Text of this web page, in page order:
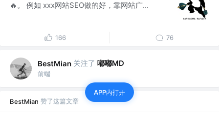
🔥。 例如 xxx网站SEO做的好，靠网站广...
166 76
BestMian 关注了 嘟嘟MD
前端
BestMian 赞了这篇文章
APP内打开